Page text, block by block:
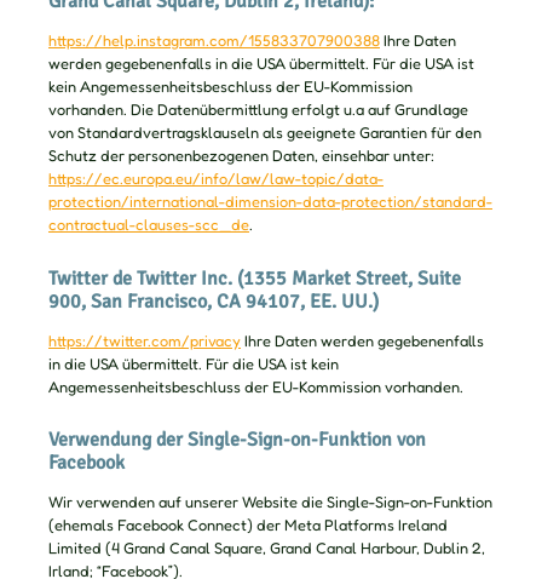
https://help.instagram.com/155833707900388 Ihre Daten
werden gegebenenfalls in die USA übermittelt. Für die USA ist
kein Angemessenheitsbeschluss der EU-Kommission
vorhanden. Die Datenübermittlung erfolgt u.a auf Grundlage
von Standardvertragsklauseln als geeignete Garantien für den
Schutz der personenbezogenen Daten, einsehbar unter:
https://ec.europa.eu/info/law/law-topic/data-
protection/international-dimension-data-protection/standard-
contractual-clauses-scc_de.
Twitter de Twitter Inc. (1355 Market Street, Suite
900, San Francisco, CA 94107, EE. UU.)
https://twitter.com/privacy Ihre Daten werden gegebenenfalls
in die USA übermittelt. Für die USA ist kein
Angemessenheitsbeschluss der EU-Kommission vorhanden.
Verwendung der Single-Sign-on-Funktion von
Facebook
Wir verwenden auf unserer Website die Single-Sign-on-Funktion
(ehemals Facebook Connect) der Meta Platforms Ireland
Limited (4 Grand Canal Square, Grand Canal Harbour, Dublin 2,
Irland; “Facebook”).